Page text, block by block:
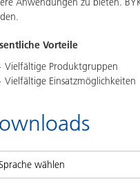
Vorteile
Vielfältige Produktgruppen
Vielfältige Einsatzmöglichkeiten